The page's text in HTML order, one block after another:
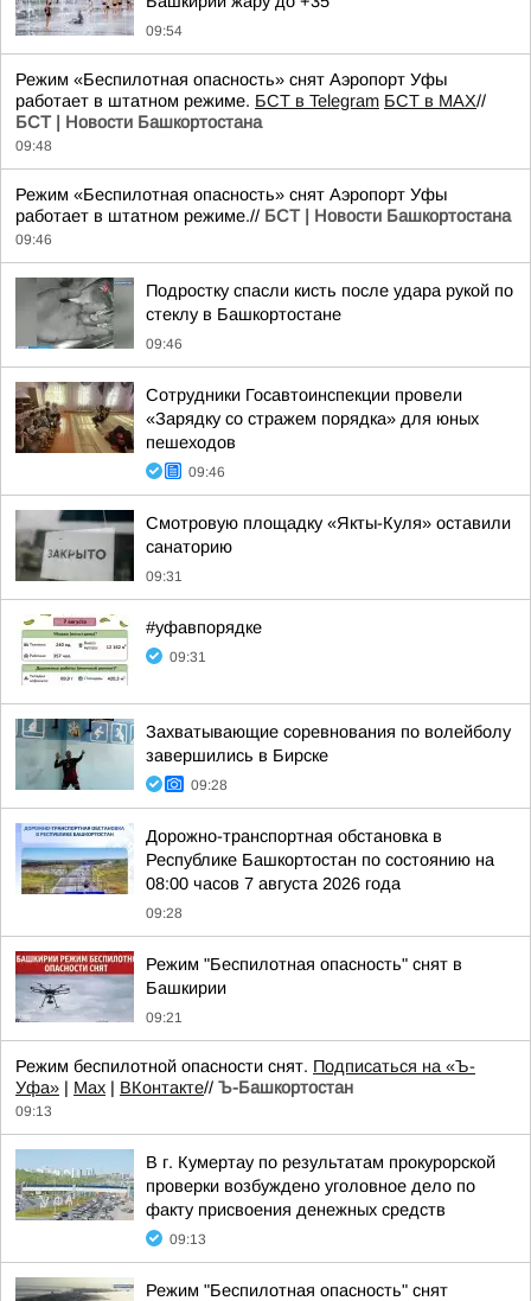
09:54
Режим «Беспилотная опасность» снят Аэропорт Уфы
работает в штатном режиме. БСТ в Telegram БСТ в МАХ//
БСТ | Новости Башкортостана
09:48
Режим «Беспилотная опасность» снят Аэропорт Уфы
работает в штатном режиме.// БСТ | Новости Башкортостана
09:46
Подростку спасли кисть после удара рукой по
стеклу в Башкортостане
09:46
Сотрудники Госавтоинспекции провели
«Зарядку со стражем порядка» для юных
пешеходов
09:46
Смотровую площадку «Якты-Куля» оставили
санаторию
09:31
#уфавпорядке
09:31
Захватывающие соревнования по волейболу
завершились в Бирске
09:28
Дорожно-транспортная обстановка в
Республике Башкортостан по состоянию на
08:00 часов 7 августа 2026 года
09:28
Режим "Беспилотная опасность" снят в
Башкирии
09:21
Режим беспилотной опасности снят. Подписаться на «Ъ-
Уфа» | Max | ВКонтакте// Ъ-Башкортостан
09:13
В г. Кумертау по результатам прокурорской
проверки возбуждено уголовное дело по
факту присвоения денежных средств
09:13
Режим "Беспилотная опасность" снят